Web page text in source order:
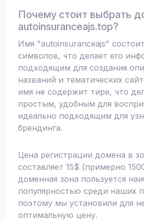
Почему стоит выбрать
autoinsuranceajs.top?
Имя "autoinsuranceajs"
символов, что делает его
подходящим для создания
названий и тематических
имя не содержит тире, что
простым, удобным для
идеально подходящим для
брендинга.
Цена регистрации домена в
составляет 15$ (примерно
доменная зона пользуется
популярностью среди наших
поэтому мы установили для
оптимальную цену.